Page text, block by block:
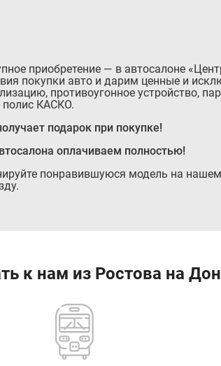
приобретение — в автосалоне
покупки авто и дарим ценные и
противоугонное устройство,
полис КАСКО.
подарок при покупке!
оплачиваем полностью!
понравившуюся модель на нашем
к нам из Ростова на